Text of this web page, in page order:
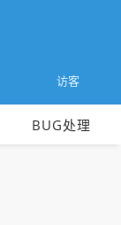
访客
BUG处理